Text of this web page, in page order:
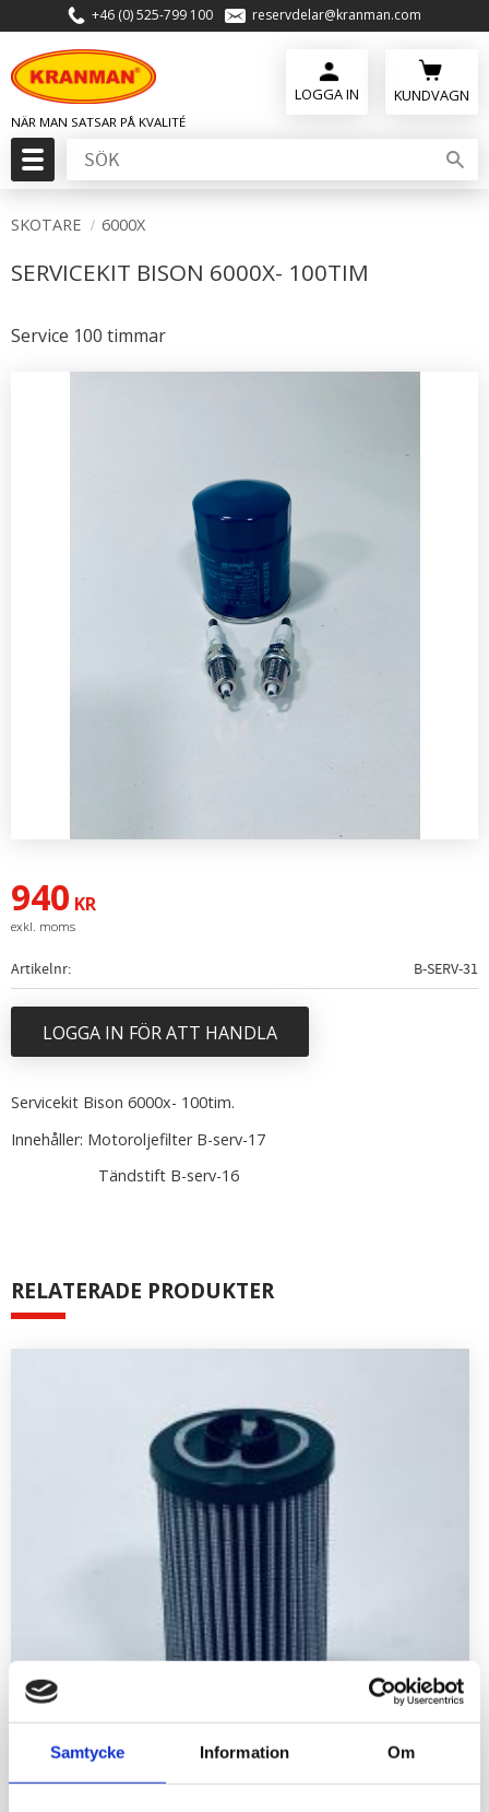
Samtycke Information Om
Meny
+46 (0) 525-799 100 reservdelar@kranman.com
KUNDVAGN
SKOTARE 6000X
SERVICEKIT BISON 6000X- 100TIM
Service 100 timmar
940 KR
Artikelnr B-SERV-31
LOGGA IN FÖR ATT HANDLA
Servicekit Bison 6000x- 100tim.
Innehåller: Motoroljefilter B-serv-17
Tändstift B-serv-16
RELATERADE PRODUKTER